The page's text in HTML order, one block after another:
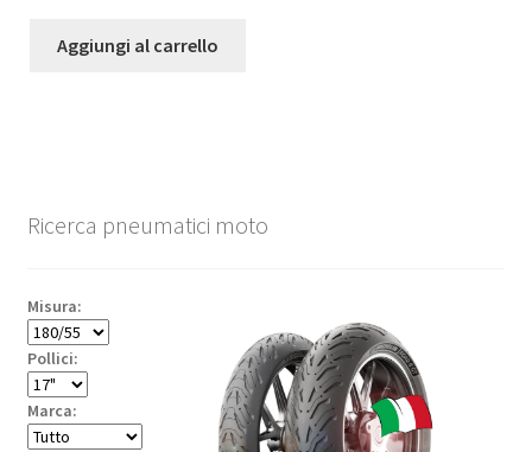
Aggiungi al carrello
Ricerca pneumatici moto
Misura:
Pollici:
Marca: